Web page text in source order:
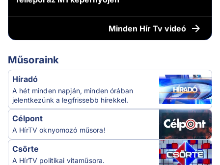
Minden Hír Tv videó
Műsoraink
Híradó
A hét minden napján, minden órában
jelentkezünk a legfrissebb hírekkel.
Célpont
A HírTV oknyomozó műsora!
Csörte
A HírTV politikai vitaműsora.